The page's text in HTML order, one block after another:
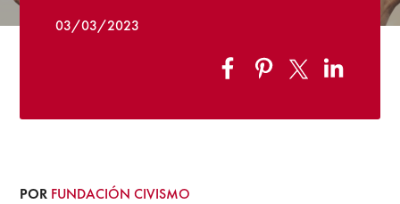
03/03/2023
POR FUNDACIÓN CIVISMO